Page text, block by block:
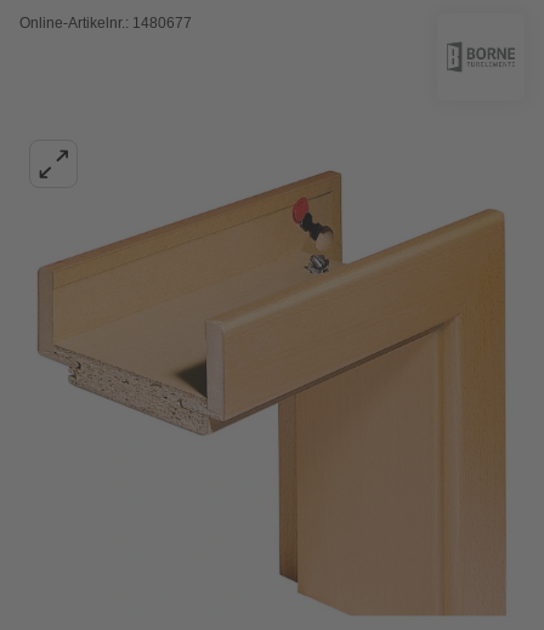
Online-Artikelnr.: 1480677